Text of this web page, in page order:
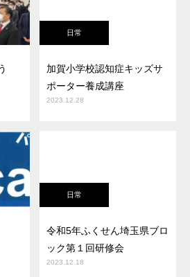
日常
加賀小学校認知症キッズサ
ポーター養成講座
2023.12.28
日常
令和5年ふくせん埼玉県ブロ
ック第１回研修会
2023.12.18